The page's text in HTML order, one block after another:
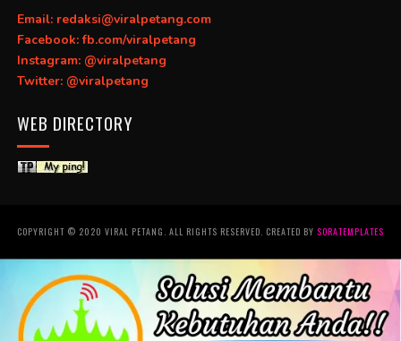
Email: redaksi@viralpetang.com
Facebook: fb.com/viralpetang
Instagram: @viralpetang
Twitter: @viralpetang
WEB DIRECTORY
COPYRIGHT © 2020 VIRAL PETANG. ALL RIGHTS RESERVED. CREATED BY SORATEMPLATES